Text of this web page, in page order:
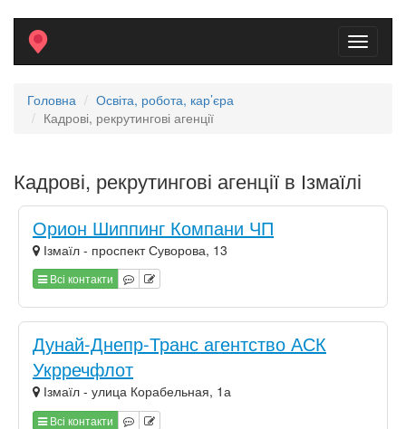
Toggle
Головна
Освіта, робота, кар’єра
Кадрові, рекрутингові агенції
Кадрові, рекрутингові агенції в Ізмаїлі
Орион Шиппинг Компани ЧП
Ізмаїл - проспект Суворова, 13
Всі контакти
Дунай-Днепр-Транс агентство АСК
Укрречфлот
Ізмаїл - улица Корабельная, 1а
Всі контакти